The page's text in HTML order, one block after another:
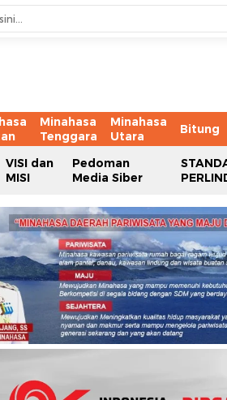
Minahasa
Tenggara
Minahasa
Utara
Bitung
VISI dan
MISI
Pedoman
Media Siber